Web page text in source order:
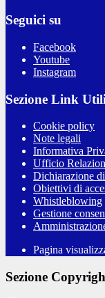
Seguici su
Facebook
Youtube
Instagram
Sezione Link Utili
Cookie policy
Note legali
Informativa
Ufficio
Dichiarazione
Obiettivi di
Whistleblowing
Gestione
Pagina
Sezione